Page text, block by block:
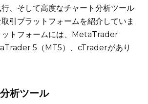
、そして高度なチャート分析ツール
引プラットフォームを紹介していま
ットフォームには、MetaTrader
5（MT5）、cTraderがあり
析ツール